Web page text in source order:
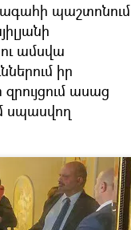
պաշտոնում
ամսվա
իր
ասաց
սպասվող